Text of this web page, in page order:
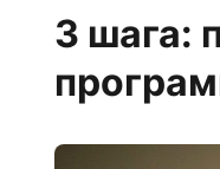
3 шага: